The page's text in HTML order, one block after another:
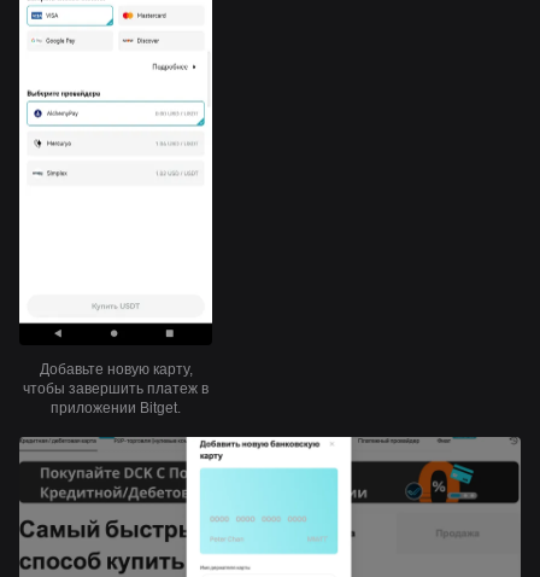
Добавьте новую карту,
чтобы завершить платеж в
приложении Bitget.